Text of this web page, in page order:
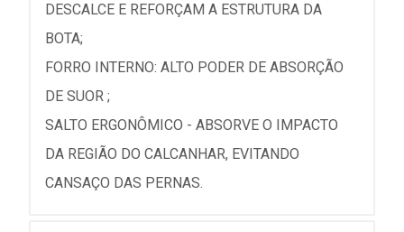
DESCALCE E REFORÇAM A ESTRUTURA DA
BOTA;
FORRO INTERNO: ALTO PODER DE ABSORÇÃO
DE SUOR ;
SALTO ERGONÔMICO - ABSORVE O IMPACTO
DA REGIÃO DO CALCANHAR, EVITANDO
CANSAÇO DAS PERNAS.